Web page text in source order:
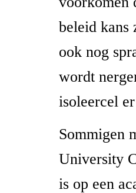
beleid kans
ook nog
wordt
isoleercel
Sommigen
University
is op een